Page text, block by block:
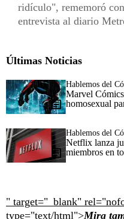
ridículo", rememoró
entrevista al diario
Últimas Noticias
Hablemos del
Marvel
homosexual
Hablemos del
Netflix lanza
miembros en
" target="_blank"
type="text/html">Mira